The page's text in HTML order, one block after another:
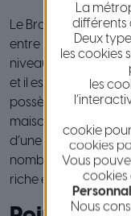
Le Broc est un petit
entre mer et
niveau de la mer, il
et il est surplombé
possède quelques
maisons anciennes
d’une pittoresque
nombreux vestiges
riche en culture et
La
différents
Deux
les cookies
les
cookie
cookies
Vous
cookies
Nous